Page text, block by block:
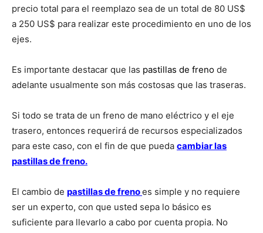
precio total para el reemplazo sea de un total de 80 US$
a 250 US$ para realizar este procedimiento en uno de los
ejes.
Es importante destacar que las pastillas de freno de
adelante usualmente son más costosas que las traseras.
Si todo se trata de un freno de mano eléctrico y el eje
trasero, entonces requerirá de recursos especializados
para este caso, con el fin de que pueda cambiar las
pastillas de freno.
El cambio de pastillas de frenoes simple y no requiere
ser un experto, con que usted sepa lo básico es
suficiente para llevarlo a cabo por cuenta propia. No